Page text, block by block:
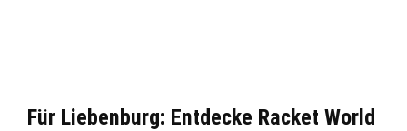
Für Liebenburg: Entdecke Racket World